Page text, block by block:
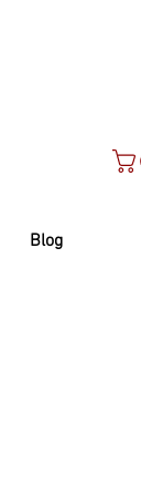
Blog